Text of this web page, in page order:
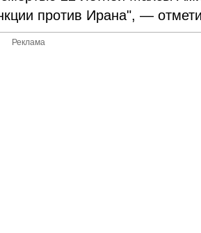
против Ирана", —
Реклама